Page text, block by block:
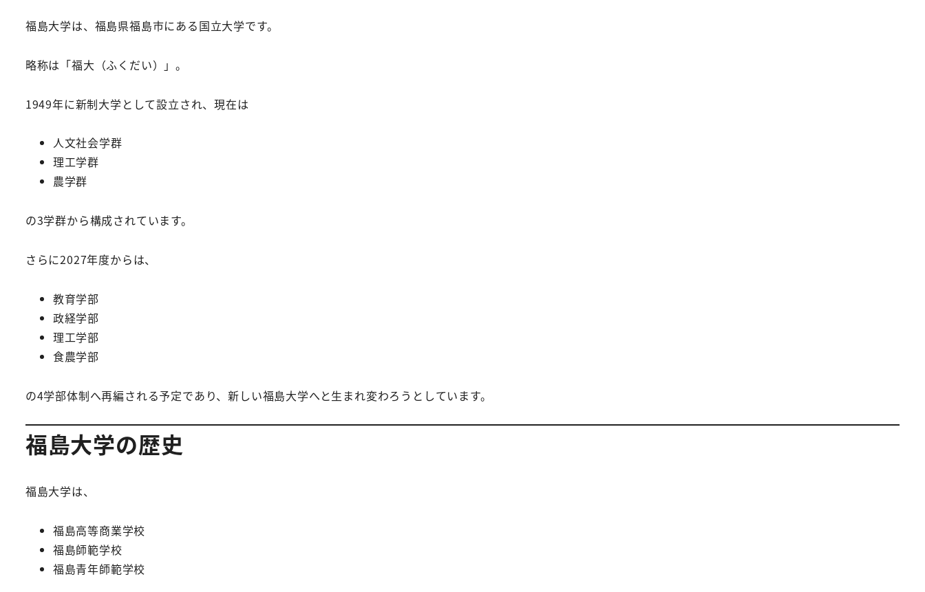
福島大学は、福島県福島市にある国立大学です。
略称は「福大（ふくだい）」。
1949年に新制大学として設立され、現在は
人文社会学群
理工学群
農学群
の3学群から構成されています。
さらに2027年度からは、
教育学部
政経学部
理工学部
食農学部
の4学部体制へ再編される予定であり、新しい福島大学へと生まれ変わろうとしています。
福島大学の歴史
福島大学は、
福島高等商業学校
福島師範学校
福島青年師範学校